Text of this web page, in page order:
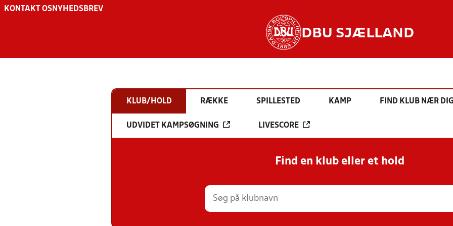
KONTAKT OS NYHEDSBREV
DBU SJÆLLAND
KLUB/HOLD RÆKKE SPILLESTED KAMP FIND KLUB NÆR
UDVIDET KAMPSØGNING LIVESCORE
Find en klub eller et hold